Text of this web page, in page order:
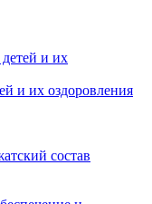
и их
и их оздоровления
состав